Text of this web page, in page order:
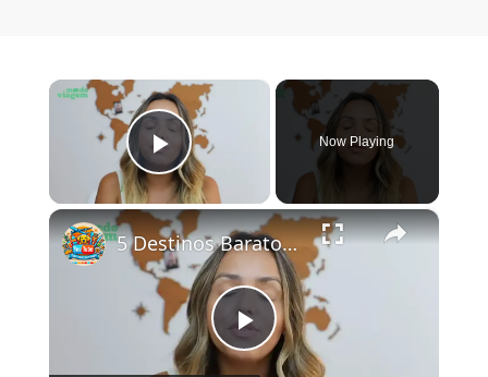
×
Play Video
Now Playing
×
Play Video
5 Destinos Baratos no Brasil Para Conhecer e Amar! 🇧🇷✨